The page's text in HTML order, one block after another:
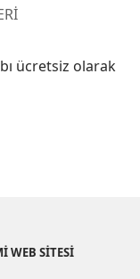
ücretsiz olarak
WEB SİTESİ